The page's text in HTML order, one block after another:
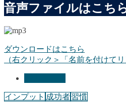
音声ファイルはこち
ダウンロードはこちら
（右クリック＞「名前を付けて
インプット 成功者習慣